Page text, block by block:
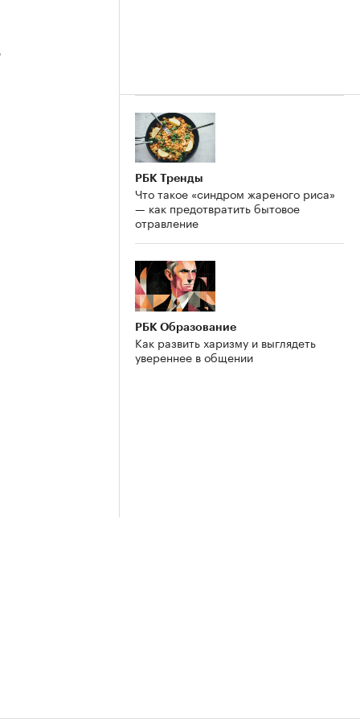
РБК Тренды
Что такое «синдром жареного риса»
— как предотвратить бытовое
отравление
РБК Образование
Как развить харизму и выглядеть
увереннее в общении